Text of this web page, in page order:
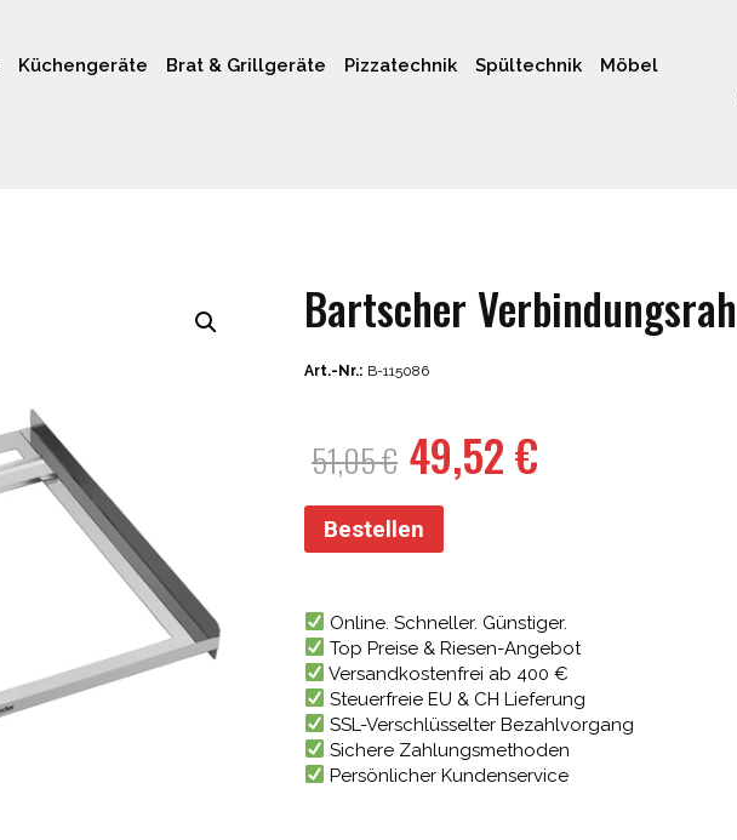
Küchengeräte Brat & Grillgeräte Pizzatechnik Spültechnik Möbel
Bartscher
Art.-Nr.: B-115086
51,05€ Ursprünglicher
Preis
war:
49,52€
Bestellen
Online. Schneller. Günstiger.
Top Preise & Riesen-Angebot
Versandkostenfrei ab 400 €
Steuerfreie EU & CH Lieferung
SSL-Verschlüsselter Bezahlvorgang
Sichere Zahlungsmethoden
Persönlicher Kundenservice